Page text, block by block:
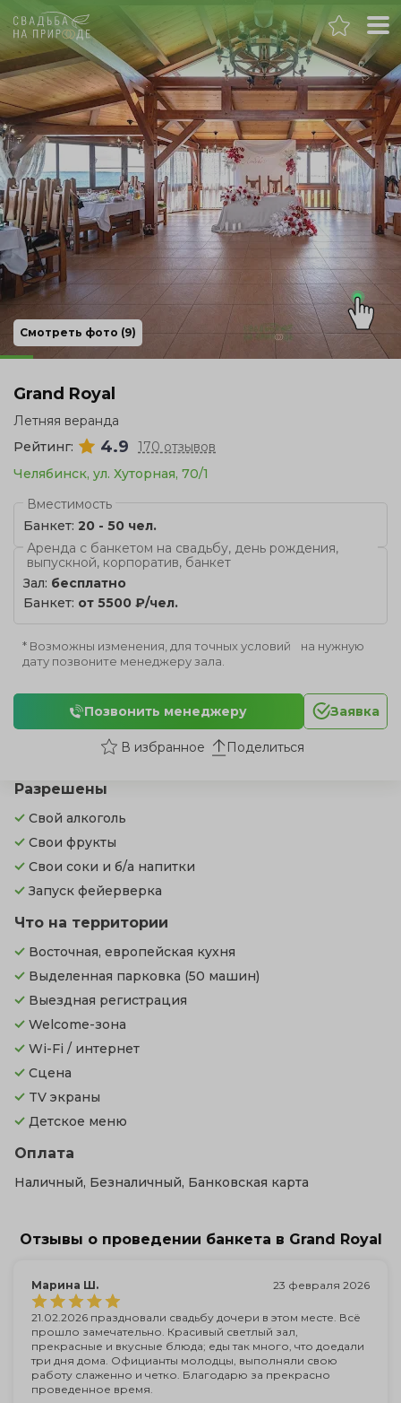
Челябинск
Банкет
Свадьба
День рождения
Выпускной
Корпоратив
Смотреть фото (9)
Разрешены
Свой алкоголь
Свои фрукты
Свои соки и б/а напитки
Запуск фейерверка
Что на территории
Восточная, европейская кухня
Выделенная парковка (50 машин)
Выездная регистрация
Welcome-зона
Wi-Fi / интернет
Сцена
TV экраны
Детское меню
Оплата
Наличный, Безналичный, Банковская карта
Отзывы о проведении банкета в Grand Royal
Марина Ш. 23 февраля 2026
21.02.2026 праздновали свадьбу дочери в этом месте. Всё
прошло замечательно. Красивый светлый зал,
прекрасные и вкусные блюда; еды так много, что доедали
три дня дома. Официанты молодцы, выполняли свою
работу слаженно и четко. Благодарю за прекрасно
проведенное время.
Grand Royal
Летняя веранда
Рейтинг:
4.9
170 отзывов
Челябинск, ул. Хуторная, 70/1
Вместимость
Банкет: 20 - 50 чел.
Аренда с банкетом на свадьбу, день рождения,
выпускной, корпоратив, банкет
Зал: бесплатно
Банкет: от 5500 ₽/чел.
* Возможны изменения, для точных условий на нужную
дату позвоните менеджеру зала.
Позвонить менеджеру Заявка
Поделиться